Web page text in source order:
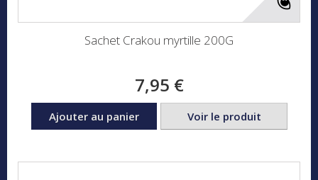
Sachet Crakou myrtille 200G
7,95 €
Ajouter au panier Voir le produit